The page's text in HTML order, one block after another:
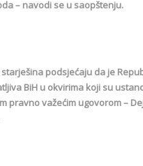
– navodi se u saopštenju.
starješina podsjećaju da je
BiH u okvirima koji su
pravno važećim ugovorom –